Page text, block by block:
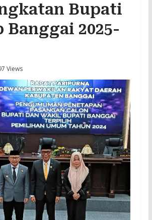
Bupati
Banggai 2025-
Views